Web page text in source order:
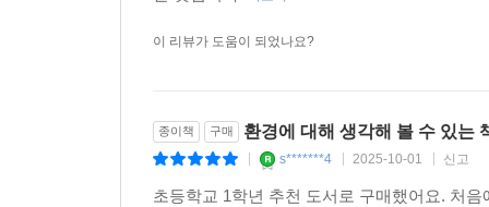
미국에 마이티 오가 있다면 우리나라에는 스텔
재미난 독후 활동 코너도 마련했다. 초등 환경
다채로운 활동거리들을 구성했다. 학교에서 또 가
이 리뷰가 도움이 되었나요?
종이책 구매 환경에 대해 생각해 볼 수 있는
s*******4 2025-10-01 신고
초등학교 1학년 추천 도서로 구매했어요. 처